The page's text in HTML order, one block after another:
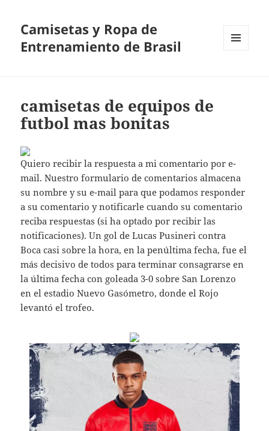
Camisetas y Ropa de
Entrenamiento de Brasil
camisetas de equipos de
futbol mas bonitas
Quiero recibir la respuesta a mi comentario por e-
mail. Nuestro formulario de comentarios almacena
su nombre y su e-mail para que podamos responder
a su comentario y notificarle cuando su comentario
reciba respuestas (si ha optado por recibir las
notificaciones). Un gol de Lucas Pusineri contra
Boca casi sobre la hora, en la penúltima fecha, fue el
más decisivo de todos para terminar consagrarse en
la última fecha con goleada 3-0 sobre San Lorenzo
en el estadio Nuevo Gasómetro, donde el Rojo
levantó el trofeo.